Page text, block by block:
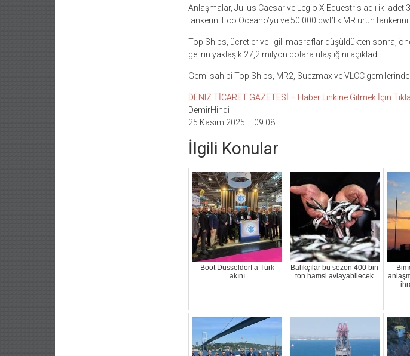
Anlaşmalar, Julius Caesar ve Legio X Equestris adlı iki adet
tankerini Eco Oceano’yu ve 50.000 dwt’lik MR ürün tankerini
Top Ships, ücretler ve ilgili masraflar düşüldükten sonra,
gelirin yaklaşık 27,2 milyon dolara ulaştığını açıkladı.
Gemi sahibi Top Ships, MR2, Suezmax ve VLCC
DENIZ TİCARET GAZETESİ – Haber Linkine Gitmek İçin
DemirHindi
25 Kasım 2025 – 09:08
İlgili Konular
Boot Düsseldorf’a Türk
akını
Balıkçılar bu sezon 400 bin
ton hamsi avlayabilecek